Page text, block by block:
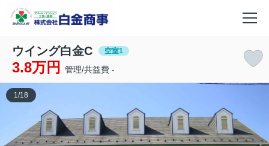
ウイング白金C 空室1
3.8万円 管理/共益費 -
1 /18